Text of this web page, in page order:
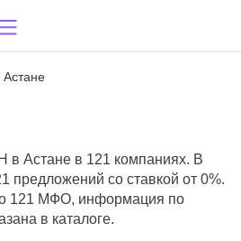
в Астане в 121 компаниях. В
предложений со ставкой от 0%.
121 МФО, информация по
в каталоге.